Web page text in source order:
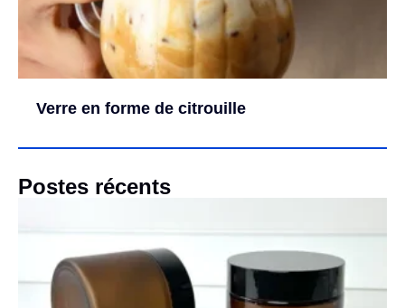
Verre en forme de citrouille
Postes récents